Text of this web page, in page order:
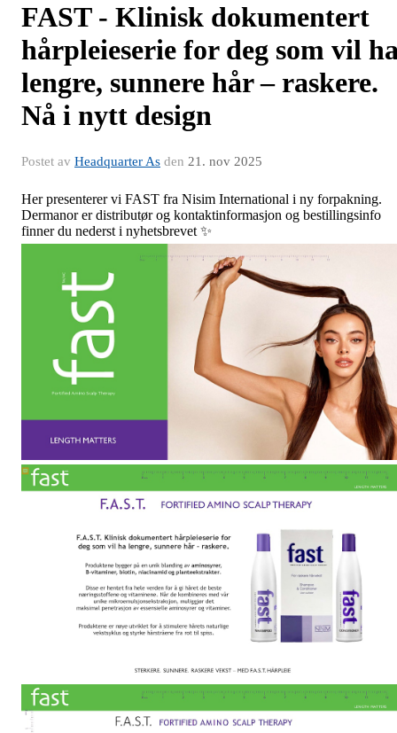
FAST - Klinisk dokumentert
hårpleieserie for deg som vil
lengre, sunnere hår – raskere.
Nå i nytt design
Postet av Headquarter As den 21. nov 2025
Her presenterer vi FAST fra Nisim International i ny forpakning.
Dermanor er distributør og kontaktinformasjon og bestillingsinfo
finner du nederst i nyhetsbrevet ✨